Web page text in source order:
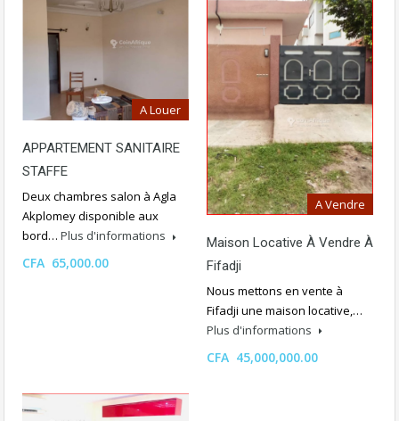
A Louer
APPARTEMENT SANITAIRE
STAFFE
Deux chambres salon à Agla
Akplomey disponible aux
bord… Plus d'informations
CFA 65,000.00
A Vendre
Maison Locative À Vendre À
Fifadji
Nous mettons en vente à
Fifadji une maison locative,…
Plus d'informations
CFA 45,000,000.00